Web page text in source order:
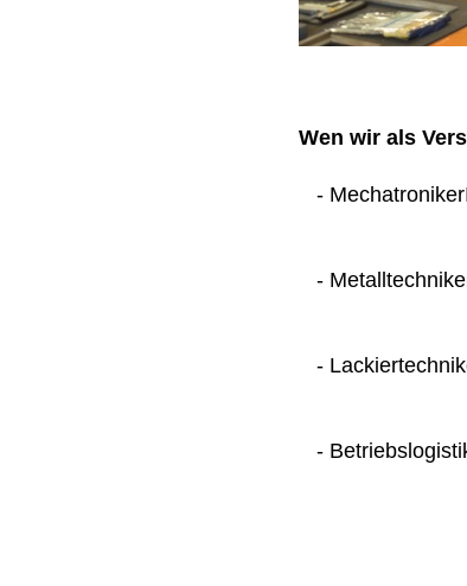
Wen wir als
-
-
-
-